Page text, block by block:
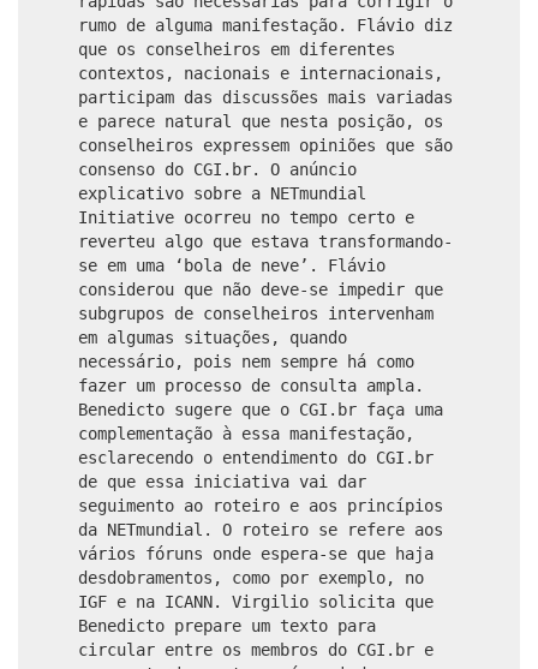
rumo de alguma manifestação. Flávio diz
que os conselheiros em diferentes
contextos, nacionais e internacionais,
participam das discussões mais variadas
e parece natural que nesta posição, os
conselheiros expressem opiniões que são
consenso do CGI.br. O anúncio
explicativo sobre a NETmundial
Initiative ocorreu no tempo certo e
reverteu algo que estava transformando-
se em uma ‘bola de neve’. Flávio
considerou que não deve-se impedir que
subgrupos de conselheiros intervenham
em algumas situações, quando
necessário, pois nem sempre há como
fazer um processo de consulta ampla.
Benedicto sugere que o CGI.br faça uma
complementação à essa manifestação,
esclarecendo o entendimento do CGI.br
de que essa iniciativa vai dar
seguimento ao roteiro e aos princípios
da NETmundial. O roteiro se refere aos
vários fóruns onde espera-se que haja
desdobramentos, como por exemplo, no
IGF e na ICANN. Virgilio solicita que
Benedicto prepare um texto para
circular entre os membros do CGI.br e